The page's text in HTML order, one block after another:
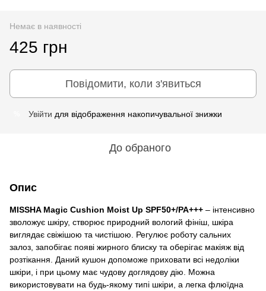
Немає в наявності
425 грн
Повідомити, коли з'явиться
Увійти для відображення накопичувальної знижки
До обраного
Опис
MISSHA Magic Cushion Moist Up SPF50+/PA+++ – інтенсивно
зволожує шкіру, створює природний вологий фініш, шкіра
виглядає свіжішою та чистішою. Регулює роботу сальних
залоз, запобігає появі жирного блиску та оберігає макіяж від
розтікання. Даний кушон допоможе приховати всі недоліки
шкіри, і при цьому має чудову доглядову дію. Можна
використовувати на будь-якому типі шкіри, а легка флюїдна